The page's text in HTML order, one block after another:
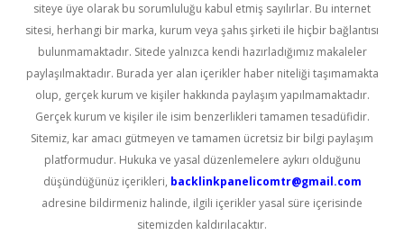
siteye üye olarak bu sorumluluğu kabul etmiş sayılırlar. Bu internet
sitesi, herhangi bir marka, kurum veya şahıs şirketi ile hiçbir bağlantısı
bulunmamaktadır. Sitede yalnızca kendi hazırladığımız makaleler
paylaşılmaktadır. Burada yer alan içerikler haber niteliği taşımamakta
olup, gerçek kurum ve kişiler hakkında paylaşım yapılmamaktadır.
Gerçek kurum ve kişiler ile isim benzerlikleri tamamen tesadüfidir.
Sitemiz, kar amacı gütmeyen ve tamamen ücretsiz bir bilgi paylaşım
platformudur. Hukuka ve yasal düzenlemelere aykırı olduğunu
düşündüğünüz içerikleri, backlinkpanelicomtr@gmail.com
adresine bildirmeniz halinde, ilgili içerikler yasal süre içerisinde
sitemizden kaldırılacaktır.